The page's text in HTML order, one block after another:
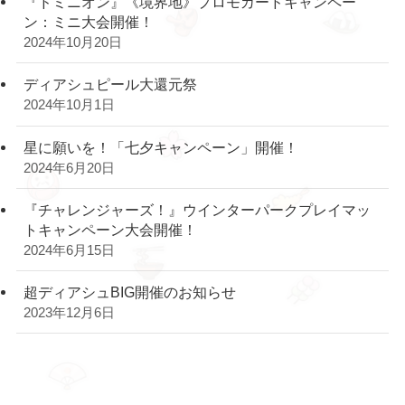
ン：ミニ大会開催！
2024年10月20日
ディアシュピール大還元祭
2024年10月1日
星に願いを！「七夕キャンペーン」開催！
2024年6月20日
『チャレンジャーズ！』ウインターパークプレイマッ
トキャンペーン大会開催！
2024年6月15日
超ディアシュBIG開催のお知らせ
2023年12月6日